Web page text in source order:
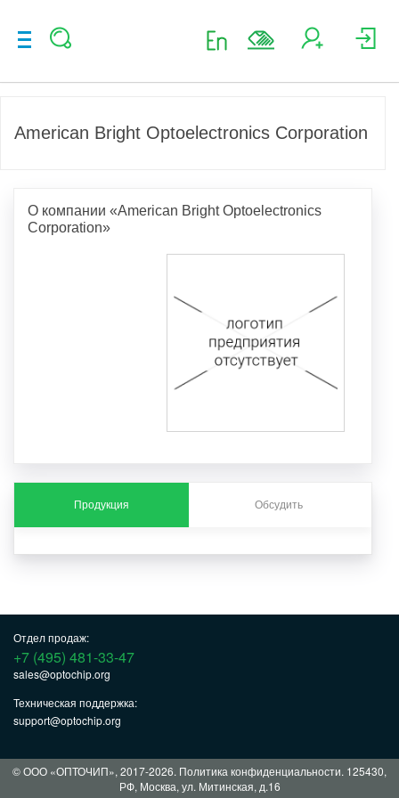
American Bright Optoelectronics Corporation
О компании «American Bright Optoelectronics
Corporation»
Продукция Обсудить
Отдел продаж:
+7 (495) 481-33-47
sales@optochip.org
Техническая поддержка:
support@optochip.org
© ООО «ОПТОЧИП», 2017-2026. Политика конфиденциальности. 125430,
РФ, Москва, ул. Митинская, д.16